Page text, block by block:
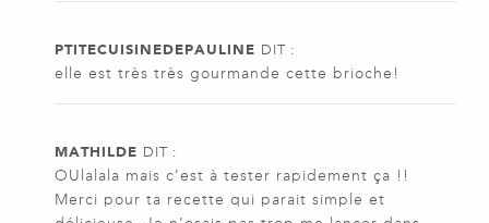
PTITECUISINEDEPAULINE DIT :
elle est très très gourmande cette brioche!
MATHILDE DIT :
OUlalala mais c’est à tester rapidement ça !!
Merci pour ta recette qui parait simple et